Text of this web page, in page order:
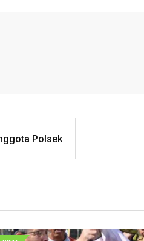
Polsek